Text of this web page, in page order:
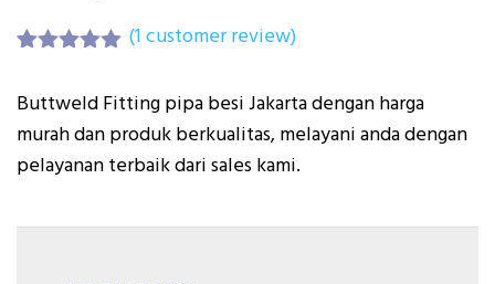
based on
customer
rating
(1customer review)
Buttweld Fitting pipa besi Jakarta dengan harga
murah dan produk berkualitas, melayani anda dengan
pelayanan terbaik dari sales kami.